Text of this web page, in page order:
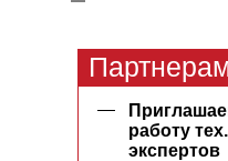
работу тех.
экспертов